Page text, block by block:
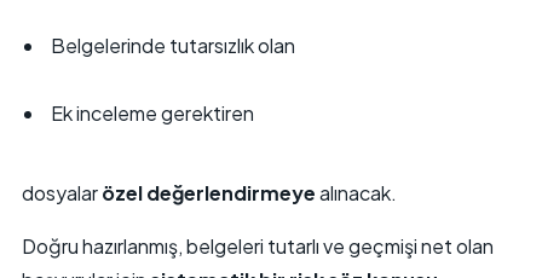
Belgelerinde tutarsızlık olan
Ek inceleme gerektiren
dosyalarözel değerlendirmeyealınacak.
Doğru hazırlanmış, belgeleri tutarlı ve geçmişi net olan